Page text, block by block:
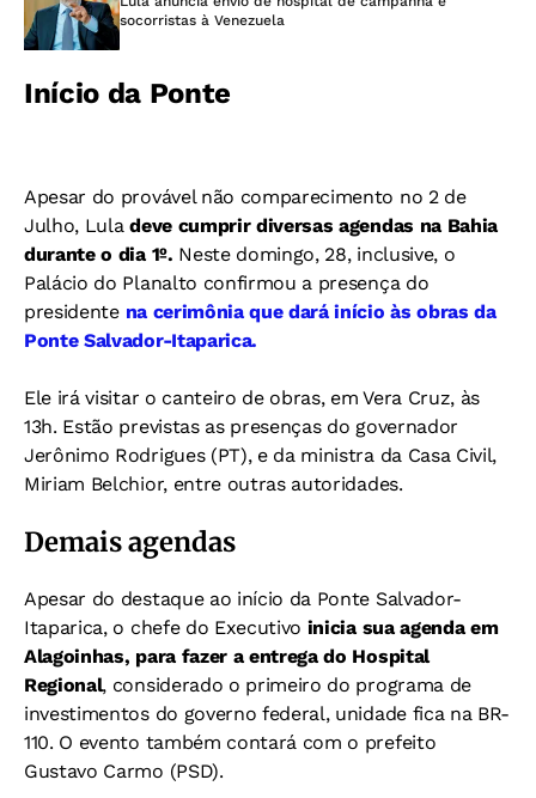
socorristas à Venezuela
Início da Ponte
Apesar do provável não comparecimento no 2 de
Julho, Luladeve cumprir diversas agendas na Bahia
durante o dia 1º. Neste domingo, 28, inclusive, o
Palácio do Planalto confirmou a presença do
presidente na cerimônia que dará início às obras da
Ponte Salvador-Itaparica.
Ele irá visitar o canteiro de obras, em Vera Cruz, às
13h. Estão previstas as presenças do governador
Jerônimo Rodrigues (PT), e da ministra da Casa Civil,
Miriam Belchior, entre outras autoridades.
Demais agendas
Apesar do destaque ao início da Ponte Salvador-
Itaparica, o chefe do Executivo inicia sua agenda em
Alagoinhas, para fazer a entrega do Hospital
Regional, considerado o primeiro do programa de
investimentos do governo federal, unidade fica na BR-
110. O evento também contará com o prefeito
Gustavo Carmo (PSD).